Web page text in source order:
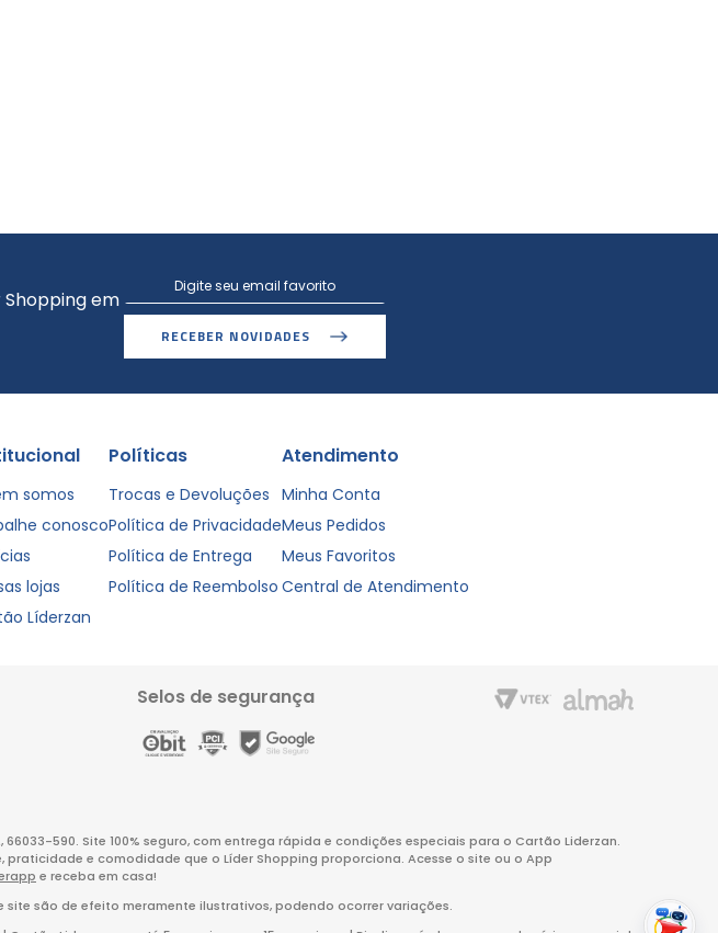
em
RECEBER NOVIDADES
somos
conosco
lojas
Líderzan
Políticas
Trocas e Devoluções
Política de Privacidade
Política de Entrega
Política de Reembolso
Atendimento
Minha Conta
Meus Pedidos
Meus Favoritos
Central de Atendimento
Selos de segurança
66033-590. Site 100% seguro, com entrega rápida e condições especiais para o Cartão Liderzan.
e comodidade que o Líder Shopping proporciona. Acesse o site ou o App
e receba em casa!
são de efeito meramente ilustrativos, podendo ocorrer variações.